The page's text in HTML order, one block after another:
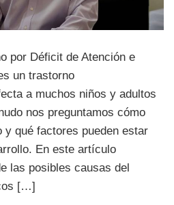
por Déficit de Atención e
un trastorno
a muchos niños y adultos
nos preguntamos cómo
qué factores pueden estar
En este artículo
las posibles causas del
[…]